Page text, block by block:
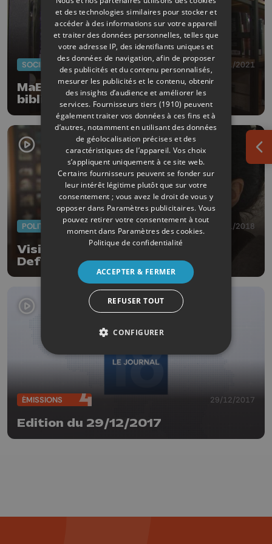
SOCIÉTÉ 18/01/2021
MaBibli.be, le catalogue des
bibliothèques depuis chez vous
POLITIQUE 30/01/2018
Visites domiciliaires : Christine
Defraigne en danger ?
ÉMISSIONS 29/12/2017
Edition du 29/12/2017
et des technologies similaires pour stocker et
accéder à des informations sur votre appareil
et traiter des données personnelles, telles que
votre adresse IP, des identifiants uniques et
des données de navigation, afin de proposer
des publicités et du contenu personnalisés,
mesurer les publicités et le contenu, obtenir
des insights d’audience et améliorer les
services. Fournisseurs tiers (1910) peuvent
également traiter vos données à ces fins et à
d’autres, notamment en utilisant des données
de géolocalisation précises et des
caractéristiques de l’appareil. Vos choix
s’appliquent uniquement à ce site web.
Certains fournisseurs peuvent se fonder sur
leur intérêt légitime plutôt que sur votre
consentement ; vous avez le droit de vous y
opposer dans Paramètres publicitaires. Vous
pouvez retirer votre consentement à tout
moment dans Paramètres des cookies.
Politique de confidentialité
ACCEPTER & FERMER
REFUSER TOUT
CONFIGURER